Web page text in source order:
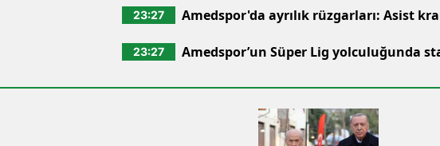
23:27
Amedspor'da ayrılık rüzgarları: Asist
23:27
Amedspor’un Süper Lig yolculuğunda